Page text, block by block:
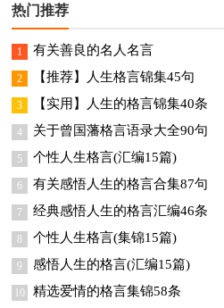
热门推荐
1 有关善良的名人名言
2 【推荐】人生格言锦集45句
3 【实用】人生的格言锦集40条
4 关于曾国藩格言语录大全90句
5 个性人生格言(汇编15篇)
6 有关感悟人生的格言合集87句
7 经典感悟人生的格言汇编46条
8 个性人生格言(集锦15篇)
9 感悟人生的格言(汇编15篇)
10 精选爱情的格言集锦58条